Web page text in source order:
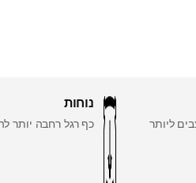
ליותר
נוחות
כף רגל רחבה יותר